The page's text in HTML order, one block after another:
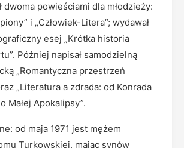
dwoma powieściami dla młodzieży:
i „Człowiek-Litera”; wydawał
esej „Krótka historia
Później napisał samodzielną
„Romantyczna przestrzeń
„Literatura a zdrada: od Konrada
Małej Apokalipsy”.
od maja 1971 jest mężem
Turkowskiej, mając synów